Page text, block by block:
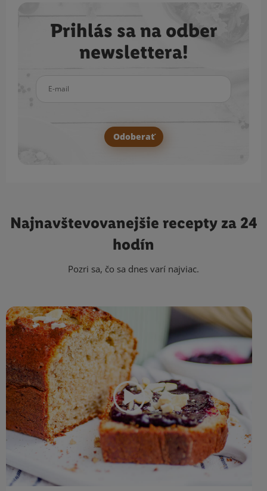
Prihlás sa na odber
newslettera!
Odoberať
Najnavštevovanejšie recepty za 24
hodín
Pozri sa, čo sa dnes varí najviac.